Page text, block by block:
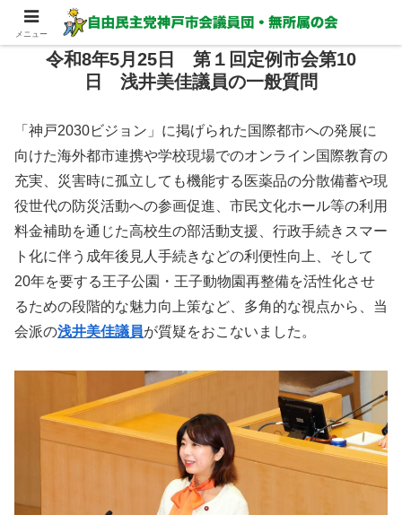
令和8年5月25日 第１回定例市会第10
日 浅井美佳議員の一般質問
「神戸2030ビジョン」に掲げられた国際都市への発展に
向けた海外都市連携や学校現場でのオンライン国際教育の
充実、災害時に孤立しても機能する医薬品の分散備蓄や現
役世代の防災活動への参画促進、市民文化ホール等の利用
料金補助を通じた高校生の部活動支援、行政手続きスマー
ト化に伴う成年後見人手続きなどの利便性向上、そして
20年を要する王子公園・王子動物園再整備を活性化させ
るための段階的な魅力向上策など、多角的な視点から、当
会派の浅井美佳議員が質疑をおこないました。
メニュー